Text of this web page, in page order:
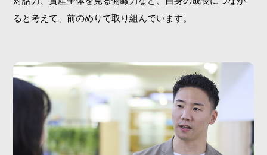
ると考えて、前のめりで取り組んでいます。